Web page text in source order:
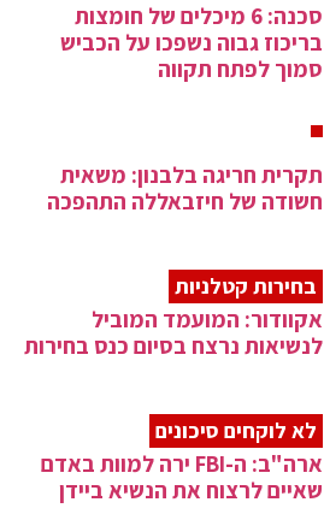
סכנה: 6 מיכלים של חומצות
בריכוז גבוה נשפכו על הכביש
סמוך לפתח תקווה
תקרית חריגה בלבנון: משאית
חשודה של חיזבאללה התהפכה
בחירות קטלניות
אקוודור: המועמד המוביל
לנשיאות נרצח בסיום כנס בחירות
לא לוקחים סיכונים
ארה"ב: ה-FBI ירה למוות באדם
שאיים לרצוח את הנשיא ביידן